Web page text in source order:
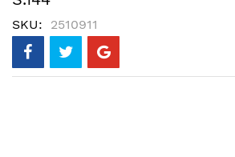
SKU 2510911